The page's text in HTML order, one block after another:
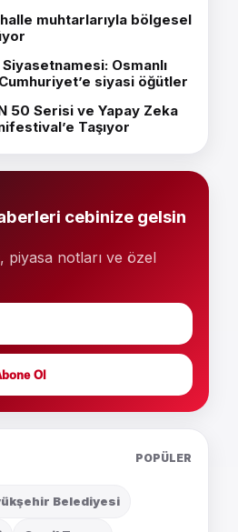
muhtarlarıyla bölgesel
Osmanlı
siyasi öğütler
50 Serisi ve Yapay Zeka
Taşıyor
cebinize gelsin
piyasa notları ve özel
Ol
POPÜLER
Belediyesi